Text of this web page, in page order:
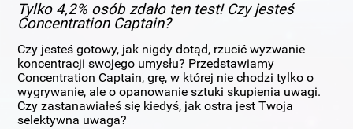
Tylko 4,2% osób zdało ten test! Czy jesteś
Concentration Captain?
Czy jesteś gotowy, jak nigdy dotąd, rzucić wyzwanie
koncentracji swojego umysłu? Przedstawiamy
Concentration Captain, grę, w której nie chodzi tylko o
wygrywanie, ale o opanowanie sztuki skupienia uwagi.
Czy zastanawiałeś się kiedyś, jak ostra jest Twoja
selektywna uwaga?